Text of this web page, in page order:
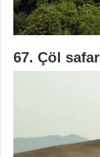
67. Çöl